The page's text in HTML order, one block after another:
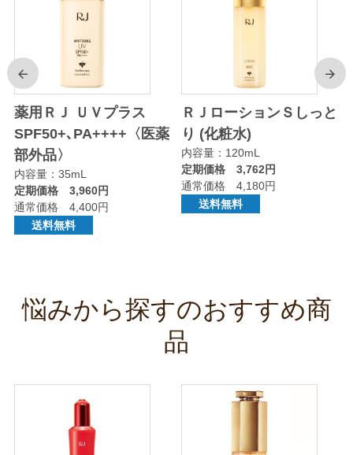
前
薬用ＲＪ ＵＶプラス
SPF50+､PA++++〈医薬
部外品〉
内容量：35mL
定期価格 3,960円
通常価格 4,400円
送料無料
ＲＪローションＳしっと
り (化粧水)
内容量：120mL
定期価格 3,762円
通常価格 4,180円
送料無料
次
悩みから探すのおすすめ商
品